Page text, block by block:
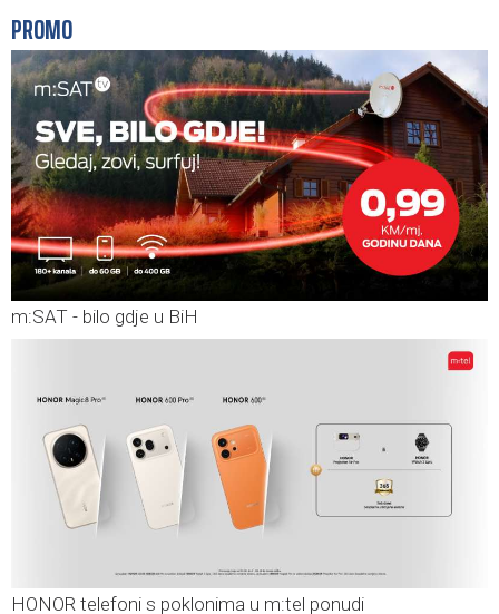
PROMO
m:SAT - bilo gdje u BiH
HONOR telefoni s poklonima u m:tel ponudi